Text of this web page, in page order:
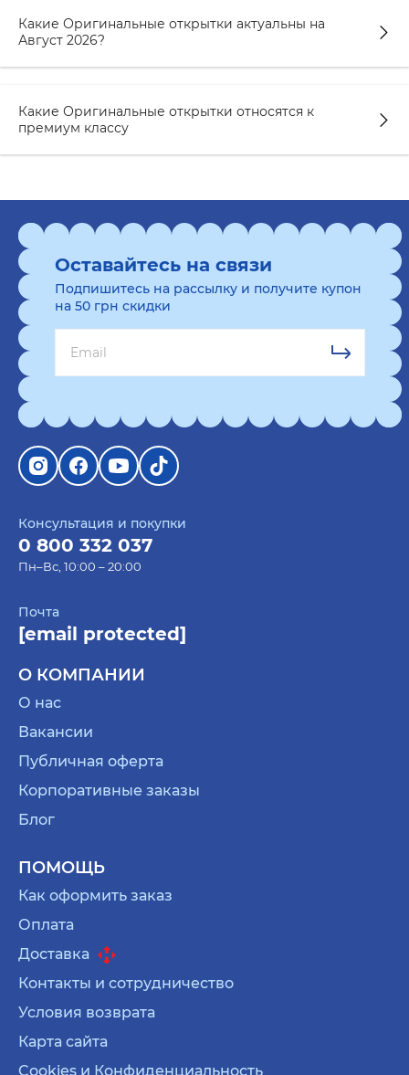
Какие Оригинальные открытки актуальны на
Август 2026?
Какие Оригинальные открытки относятся к
премиум классу
Консультация и покупки
0 800 332 037
Пн–Вс, 10:00 – 20:00
Почта
[email protected]
О КОМПАНИИ
О нас
Вакансии
Публичная оферта
Корпоративные заказы
Блог
ПОМОЩЬ
Как оформить заказ
Оплата
Доставка
Контакты и сотрудничество
Условия возврата
Карта сайта
Cookies и Конфиденциальность
Оставайтесь на связи
Подпишитесь на рассылку и получите купон
на 50 грн скидки